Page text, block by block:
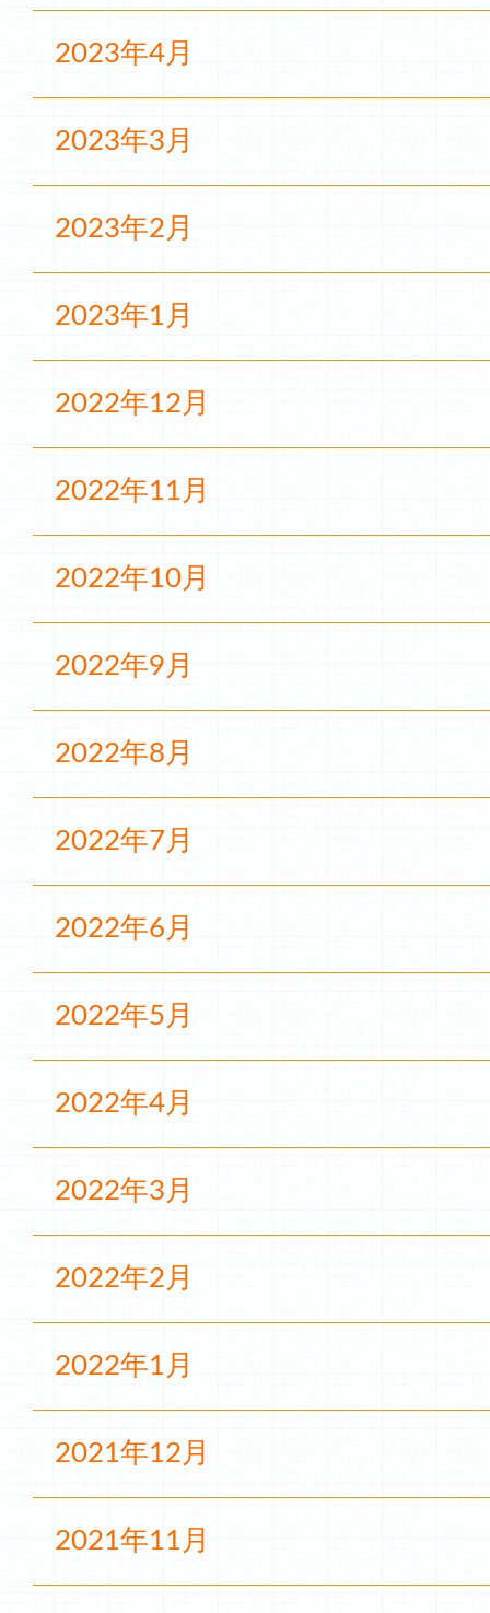
2023年4月
2023年3月
2023年2月
2023年1月
2022年12月
2022年11月
2022年10月
2022年9月
2022年8月
2022年7月
2022年6月
2022年5月
2022年4月
2022年3月
2022年2月
2022年1月
2021年12月
2021年11月